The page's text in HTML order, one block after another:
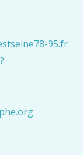
95.fr